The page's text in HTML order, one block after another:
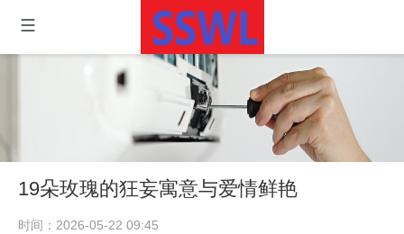
19朵玫瑰的狂妄寓意与爱情鲜艳
时间：2026-05-22 09:45